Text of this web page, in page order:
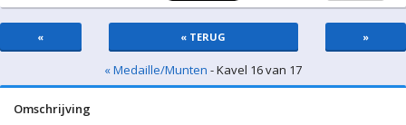
« « TERUG »
« Medaille/Munten - Kavel 16 van 17
Omschrijving